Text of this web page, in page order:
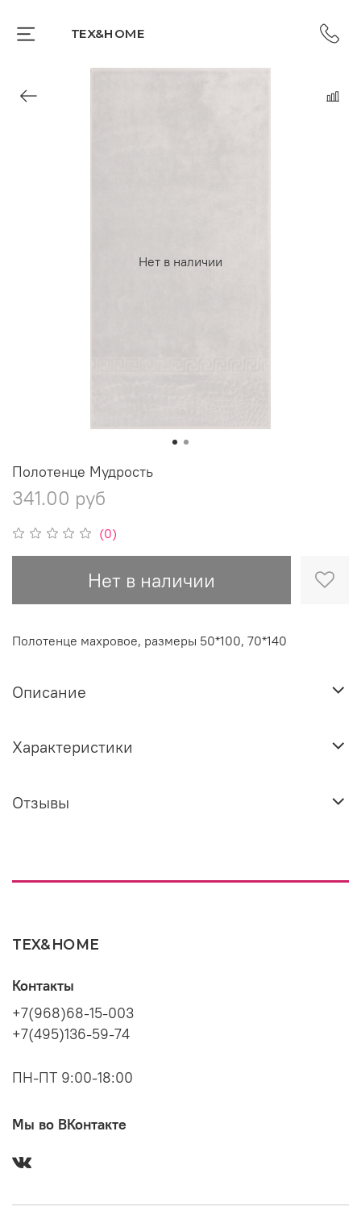
TEX&HOME
Нет в наличии
(0)
Полотенце Мудрость
341.00 руб
Нет в наличии
Полотенце махровое, размеры 50*100, 70*140
Описание
Характеристики
Отзывы
TEX&HOME
Контакты
+7(968)68-15-003
+7(495)136-59-74
ПН-ПТ 9:00-18:00
Мы во ВКонтакте